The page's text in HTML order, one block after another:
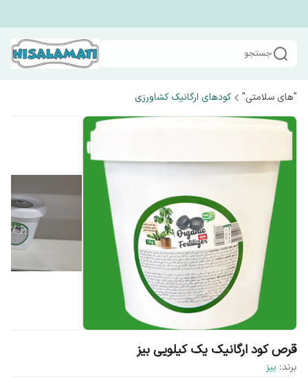
جستجو
"های سلامتی" کودهای ارگانیک کشاورزی
قرص کود ارگانیک یک کیلویی بیز
برند: بیز